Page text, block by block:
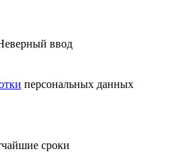
ввод
персональных данных
сроки